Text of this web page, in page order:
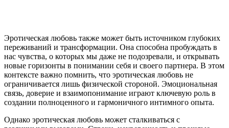
Эротическая любовь также может быть источником глубоких
переживаний и трансформации. Она способна пробуждать в
нас чувства, о которых мы даже не подозревали, и открывать
новые горизонты в понимании себя и своего партнера. В этом
контексте важно помнить, что эротическая любовь не
ограничивается лишь физической стороной. Эмоциональная
связь, доверие и взаимопонимание играют ключевую роль в
создании полноценного и гармоничного интимного опыта.
Однако эротическая любовь может сталкиваться с